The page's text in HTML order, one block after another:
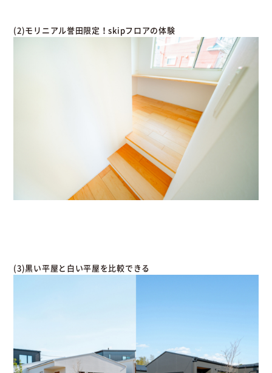
(2)モリニアル誉田限定！skipフロアの体験
(3)黒い平屋と白い平屋を比較できる